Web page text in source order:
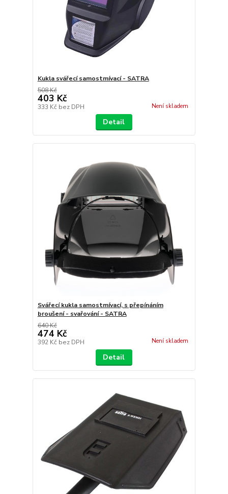
Kukla svářecí samostmívací - SATRA
508 Kč
403 Kč
333 Kč bez DPH Není skladem
Detail
Svářecí kukla samostmívací, s přepínáním
broušení - svařování - SATRA
640 Kč
474 Kč
392 Kč bez DPH Není skladem
Detail